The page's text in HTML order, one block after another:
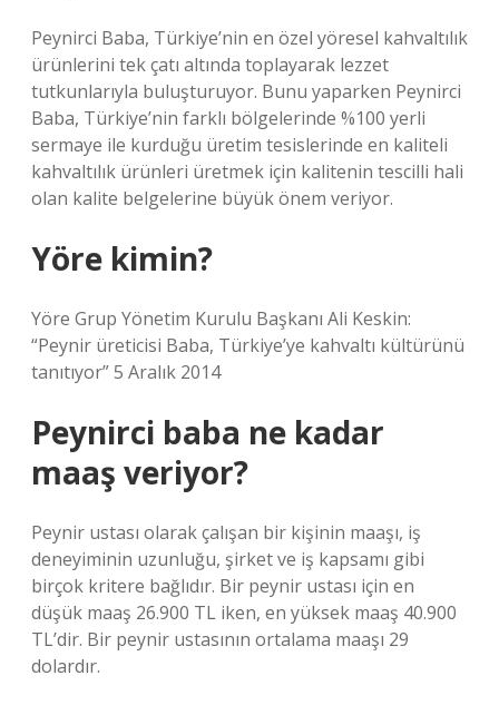
Peynirci Baba, Türkiye’nin en özel yöresel kahvaltılık
ürünlerini tek çatı altında toplayarak lezzet
tutkunlarıyla buluşturuyor. Bunu yaparken Peynirci
Baba, Türkiye’nin farklı bölgelerinde %100 yerli
sermaye ile kurduğu üretim tesislerinde en kaliteli
kahvaltılık ürünleri üretmek için kalitenin tescilli hali
olan kalite belgelerine büyük önem veriyor.
Yöre kimin?
Yöre Grup Yönetim Kurulu Başkanı Ali Keskin:
“Peynir üreticisi Baba, Türkiye’ye kahvaltı kültürünü
tanıtıyor” 5 Aralık 2014
Peynirci baba ne kadar
maaş veriyor?
Peynir ustası olarak çalışan bir kişinin maaşı, iş
deneyiminin uzunluğu, şirket ve iş kapsamı gibi
birçok kritere bağlıdır. Bir peynir ustası için en
düşük maaş 26.900 TL iken, en yüksek maaş 40.900
TL’dir. Bir peynir ustasının ortalama maaşı 29
dolardır.